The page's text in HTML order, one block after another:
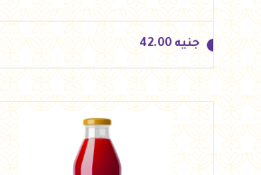
جنيه 42.00